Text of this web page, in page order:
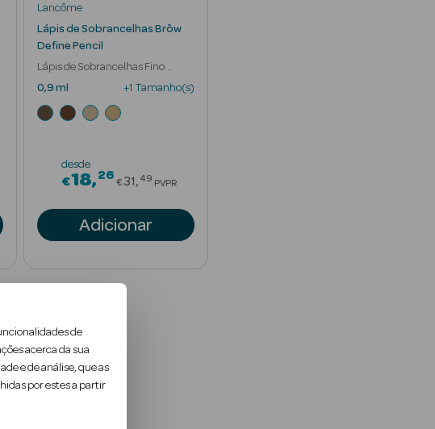
de
acerca da sua
e de análise, que as
por estes a partir
from
Lancôme
Lápis de Sobrancelhas Brôw
Define Pencil
Lápis de Sobrancelhas Fino
Cremoso
0,9 ml +1 Tamanho(s)
desde
€18 26Price reduced from
€31 49 PVPR
Adicionar
1